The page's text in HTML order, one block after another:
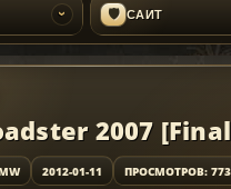
› 🛡 САЙТ
2007
2012-01-11
ПРОСМОТРОВ: